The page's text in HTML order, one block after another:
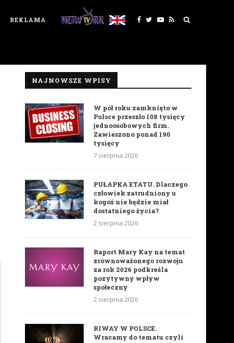
REKLAMA
NAJNOWSZE WPISY
W pół roku zamknięto w
Polsce przeszło 108 tysięcy
jednoosobowych firm.
Zawieszono ponad 190
tysięcy
7 sierpnia 2026
PUŁAPKA ETATU. Dlaczego
człowiek zatrudniony u
kogoś nie będzie miał
dostatniego życia?
2 sierpnia 2026
Raport Mary Kay na temat
zrównoważonego rozwoju
za rok 2026 podkreśla
pozytywny wpływ
społeczny
2 sierpnia 2026
RIWAY W POLSCE.
Wracamy do tematu czyli